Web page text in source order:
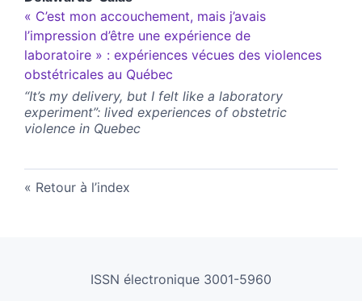
« C’est mon accouchement, mais j’avais
l’impression d’être une expérience de
laboratoire » : expériences vécues des violences
obstétricales au Québec
“It’s my delivery, but I felt like a laboratory
experiment”: lived experiences of obstetric
violence in Quebec
Retour à l’index
ISSN électronique 3001-5960